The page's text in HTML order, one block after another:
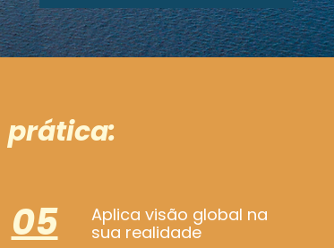
prática:
05
Aplica visão global na
sua realidade